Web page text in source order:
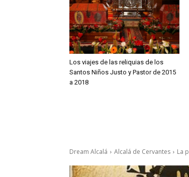
Los viajes de las reliquias de los
Santos Niños Justo y Pastor de 2015
a 2018